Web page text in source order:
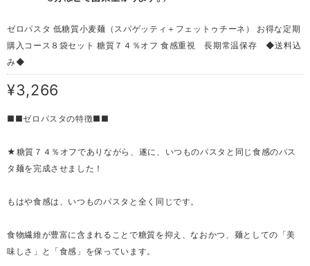
ゼロパスタ 低糖質小麦麺（スパゲッティ＋フェットゥチーネ） お得な定期
購入コース８袋セット 糖質７４％オフ 食感重視 長期常温保存 ◆送料込
み◆
¥3,266
■■ゼロパスタの特徴■■
★糖質７４％オフでありながら、遂に、いつものパスタと同じ食感のパス
タ麺を完成させました！
もはや食感は、いつものパスタと全く同じです。
食物繊維が豊富に含まれることで糖質を抑え、なおかつ、麺としての「美
味しさ」と「食感」を保っています。